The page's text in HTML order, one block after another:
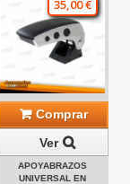
35,00 €
Comprar
Ver
APOYABRAZOS
UNIVERSAL EN